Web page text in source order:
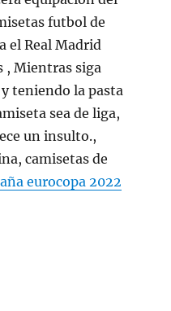
futbol de
el Real Madrid
, Mientras siga
teniendo la pasta
sea de liga,
un insulto.,
camisetas de
eurocopa 2022